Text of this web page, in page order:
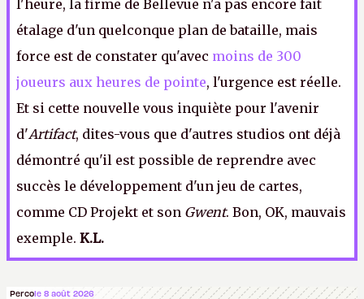
l'heure, la firme de Bellevue n'a pas encore fait
étalage d'un quelconque plan de bataille, mais
force est de constater qu'avec moins de 300
joueurs aux heures de pointe, l'urgence est réelle.
Et si cette nouvelle vous inquiète pour l'avenir
d'Artifact, dites-vous que d'autres studios ont déjà
démontré qu'il est possible de reprendre avec
succès le développement d'un jeu de cartes,
comme CD Projekt et son Gwent. Bon, OK, mauvais
exemple. K.L.
Percole 8 août 2026